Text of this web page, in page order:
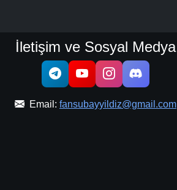
İletişim ve Sosyal Medya
Email: fansubayyildiz@gmail.com